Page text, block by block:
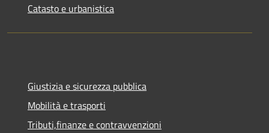
Catasto e urbanistica
Giustizia e sicurezza pubblica
Mobilità e trasporti
Tributi,finanze e contravvenzioni